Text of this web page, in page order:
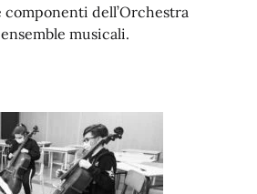
dell’Orchestra
musicali.